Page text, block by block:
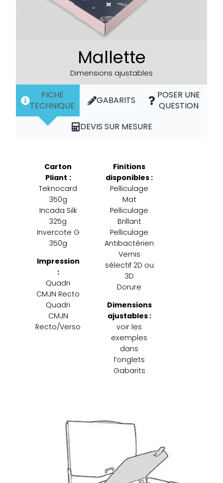
Mallette
Dimensions ajustables
FICHE
TECHNIQUE
GABARITS
POSER UNE
QUESTION
DEVIS SUR MESURE
Carton
Pliant :
Teknocard
350g
Incada Silk
325g
Invercote G
350g
Impression
:
Quadri
CMJN Recto
Quadri
CMJN
Recto/Verso
Finitions
disponibles :
Pelliculage
Mat
Pelliculage
Brillant
Pelliculage
Antibactérien
Vernis
sélectif 2D ou
3D
Dorure
Dimensions
ajustables :
voir les
exemples
dans
l’onglets
Gabarits